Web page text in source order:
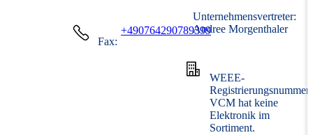
Fax:
+490764290789399
Unternehmensvertreter:
Andree Morgenthaler
WEEE-
Registrierungsnummer:
VCM hat keine
Elektronik im
Sortiment.